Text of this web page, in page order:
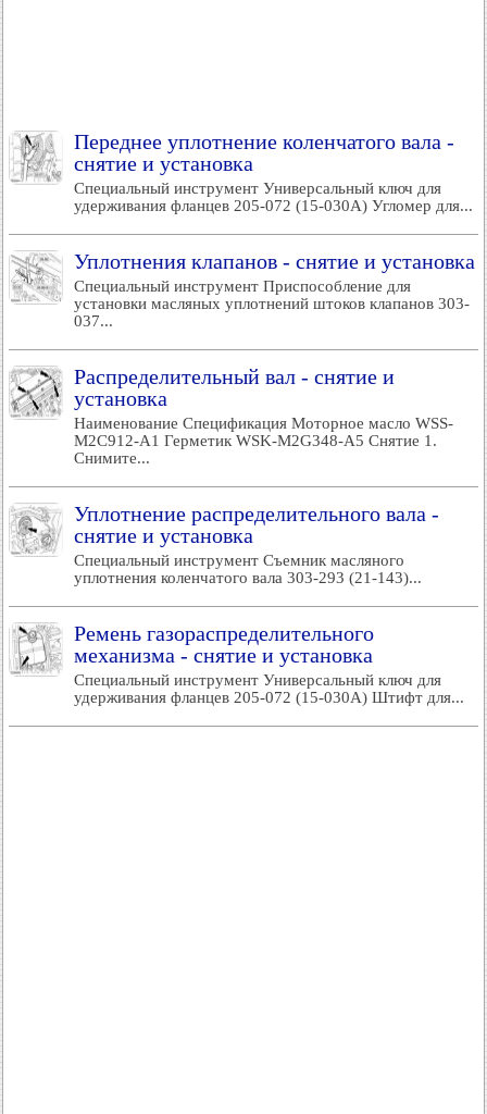
Переднее уплотнение коленчатого вала -
снятие и установка
Специальный инструмент Универсальный ключ для
удерживания фланцев 205-072 (15-030А) Угломер для...
Уплотнения клапанов - снятие и установка
Специальный инструмент Приспособление для
установки масляных уплотнений штоков клапанов 303-
037...
Распределительный вал - снятие и
установка
Наименование Спецификация Моторное масло WSS-
M2C912-A1 Герметик WSK-M2G348-A5 Снятие 1.
Снимите...
Уплотнение распределительного вала -
снятие и установка
Специальный инструмент Съемник масляного
уплотнения коленчатого вала 303-293 (21-143)...
Ремень газораспределительного
механизма - снятие и установка
Специальный инструмент Универсальный ключ для
удерживания фланцев 205-072 (15-030А) Штифт для...